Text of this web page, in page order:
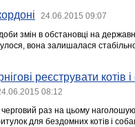
24.06.2015 09:07
змін в обстановці на
вона залишалася
реєструвати котів
08:12
черговий раз на цьому
для бездомних котів і